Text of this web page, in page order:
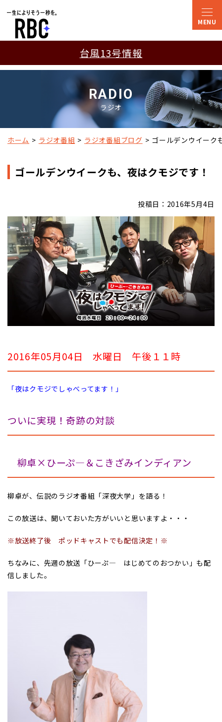
台風13号情報
RADIO
ラジオ
ホーム ラジオ番組 ラジオ番組ブログ ゴールデンウイーク
ゴールデンウイークも、夜はクモジです！
投稿日：2016年5月4日
2016年05月04日 水曜日 午後１１時
「夜はクモジでしゃべってます！」
ついに実現！奇跡の対談
柳卓×ひーぷ―＆こきざみインディアン
柳卓が、伝説のラジオ番組「深夜大学」を語る！
この放送は、聞いておいた方がいいと思いますよ・・・
※放送終了後 ポッドキャストでも配信決定！※
ちなみに、先週の放送「ひーぷ― はじめてのおつかい」も配
信しました。